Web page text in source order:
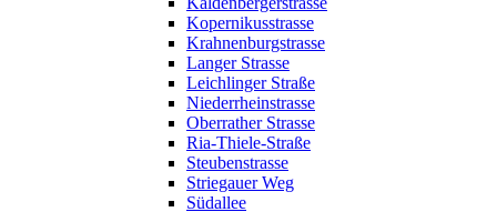
Kopernikusstrasse
Krahnenburgstrasse
Langer Strasse
Leichlinger Straße
Niederrheinstrasse
Oberrather Strasse
Ria-Thiele-Straße
Steubenstrasse
Striegauer Weg
Südallee